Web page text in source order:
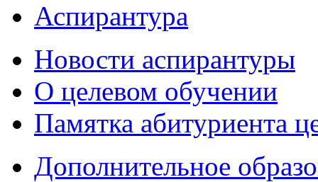
Аспирантура
Новости аспирантуры
О целевом обучении
Памятка абитуриента
Дополнительное